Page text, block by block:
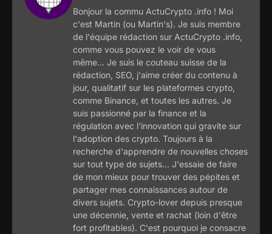
Bonjour la commu ActuCrypto .info ! Moi
c'est Martin (ou Martin's). Je suis membre
de l'équipe rédaction sur ActuCrypto .info,
comme vous pouvez le voir de vous
même... Je suis le couteau suisse de la
rédaction, SEO, j'aime créer du contenu à
jour, qualitatif sur les plateformes crypto,
comme Binance, et toutes les autres. Je
suis passionné par la finance et la
régulation avec l'innovation qui gravite sur
l'adoption des crypto. Toujours à la
recherche d'apprendre de nouvelles choses
sur tout type de sujets... J'essaie de faire
de mon mieux pour trouver des pépites et
partager mes connaissances autour de
divers sujets. Crypto-lover depuis presque
une décennie, vente et rachat (loin d'être
fort profitables). C'est pourquoi je consacre